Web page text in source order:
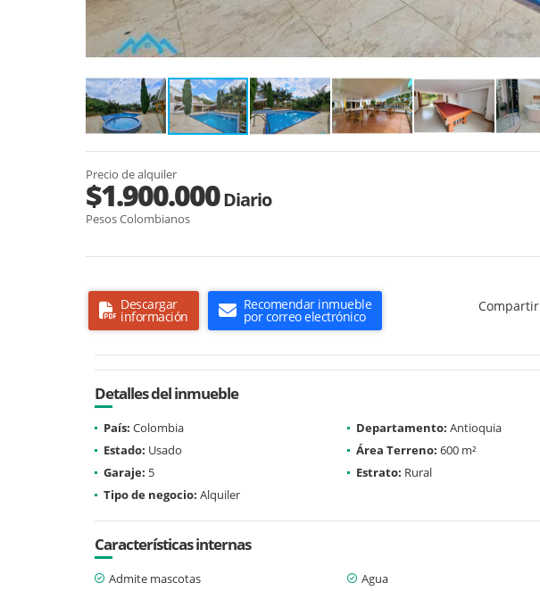
Precio de alquiler
$1.900.000Diario
Pesos Colombianos
Descargar
información
Recomendar inmueble
por correo electrónico
Compartir
Detalles del inmueble
País: Colombia Departamento: Antioquia
Estado: Usado Área Terreno: 600 m²
Garaje: 5 Estrato: Rural
Tipo de negocio: Alquiler
Características internas
Admite mascotas Agua